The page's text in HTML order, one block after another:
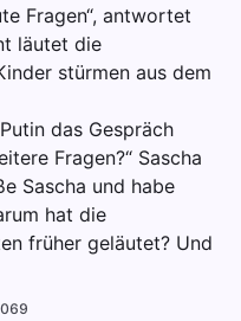
Fragen“, antwortet
läutet die
stürmen aus dem
das Gespräch
Fragen?“ Sascha
Sascha und habe
hat die
früher geläutet? Und